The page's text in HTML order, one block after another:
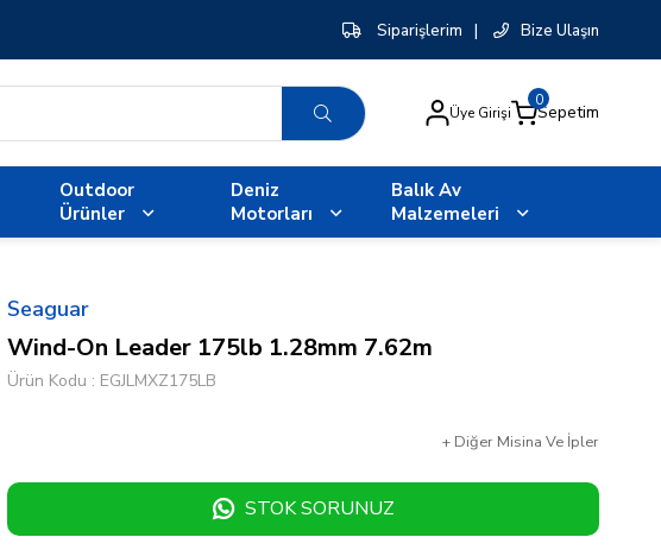
Siparişlerim | Bize Ulaşın
Üye Girişi Sepetim
0
Outdoor
Ürünler
Deniz
Motorları
Balık Av
Malzemeleri
Seaguar
Wind-On Leader 175lb 1.28mm 7.62m
Ürün Kodu EGJLMXZ175LB
+ Diğer Misina Ve İpler
STOK SORUNUZ